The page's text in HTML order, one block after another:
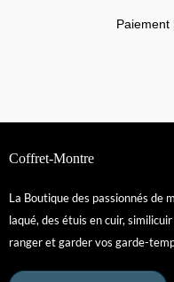
Paiement
Coffret-Montre
La Boutique des passionnés de
laqué, des étuis en cuir,
ranger et garder vos garde-